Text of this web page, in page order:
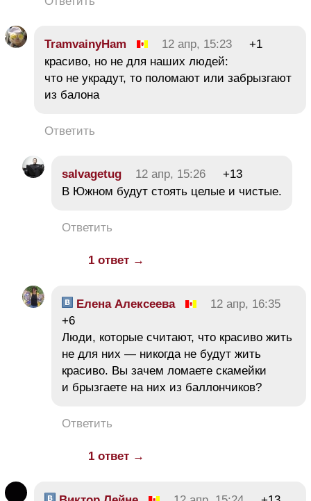
TramvainyHam 12 апр, 15:23
+1
красиво, но не для наших людей:
что не украдут, то поломают или забрызгают
из балона
Ответить
salvagetug 12 апр, 15:26
+13
В Южном будут стоять целые и чистые.
Ответить
1 ответ →
Елена Алексеева
12 апр, 16:35
+6
Люди, которые считают, что красиво жить
не для них — никогда не будут жить
красиво. Вы зачем ломаете скамейки
и брызгаете на них из баллончиков?
Ответить
1 ответ →